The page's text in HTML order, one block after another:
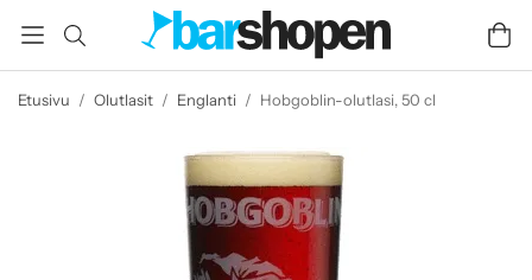
Etusivu / Olutlasit / Englanti / Hobgoblin-olutlasi, 50 cl